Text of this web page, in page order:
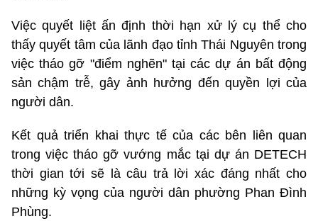
Việc quyết liệt ấn định thời hạn xử lý cụ thể cho
thấy quyết tâm của lãnh đạo tỉnh Thái Nguyên trong
việc tháo gỡ "điểm nghẽn" tại các dự án bất động
sản chậm trễ, gây ảnh hưởng đến quyền lợi của
người dân.
Kết quả triển khai thực tế của các bên liên quan
trong việc tháo gỡ vướng mắc tại dự án DETECH
thời gian tới sẽ là câu trả lời xác đáng nhất cho
những kỳ vọng của người dân phường Phan Đình
Phùng.